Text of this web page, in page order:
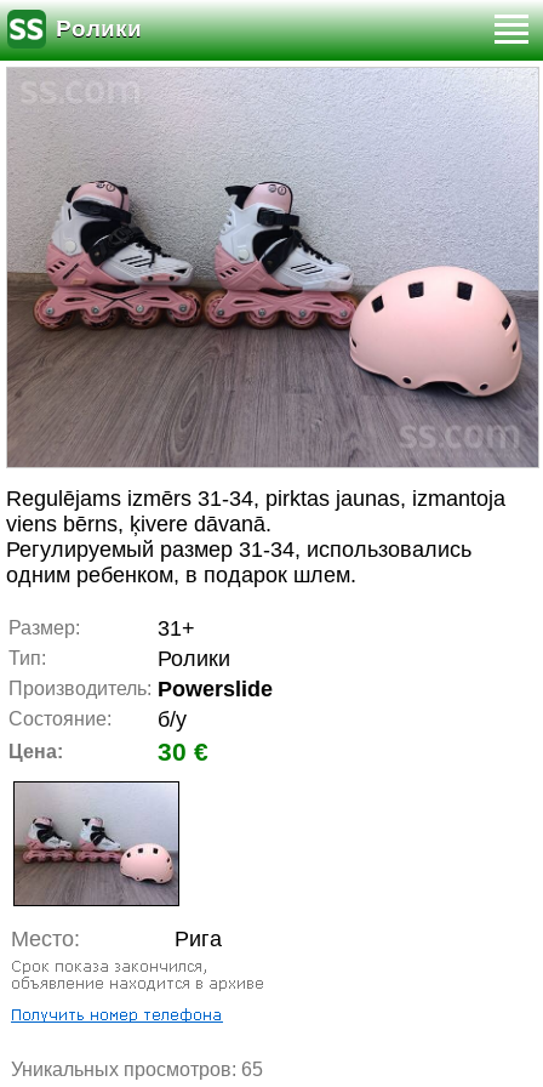
Ролики
Regulējams izmērs 31-34, pirktas jaunas, izmantoja
viens bērns, ķivere dāvanā.
Регулируемый размер 31-34, использовались
одним ребенком, в подарок шлем.
Размер: 31+
Тип: Ролики
Производитель: Powerslide
Состояние: б/у
Цена: 30 €
Место: Рига
Уникальных просмотров: 65